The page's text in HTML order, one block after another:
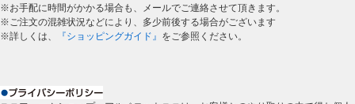
※お手配に時間がかかる場合も、メールでご連絡させて頂きます。
※ご注文の混雑状況などにより、多少前後する場合がございます
※詳しくは、
『ショッピングガイド』 をご参照ください。